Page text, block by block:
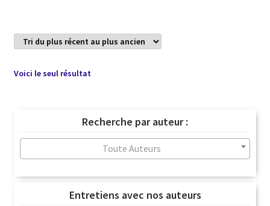
Voici le seul résultat
Recherche par auteur :
Toute Auteurs
Entretiens avec nos auteurs